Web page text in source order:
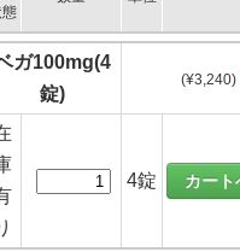
ガ100mg(4
錠)
(¥3,240)
4錠